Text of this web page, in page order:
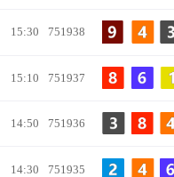
15:30 751938
15:10 751937
14:50 751936
14:30 751935